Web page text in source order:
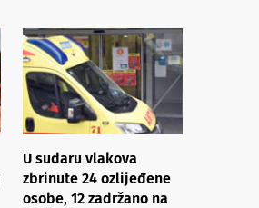
U sudaru vlakova
zbrinute 24 ozlijeđene
osobe, 12 zadržano na